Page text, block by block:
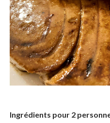
Ingrédients pour 2